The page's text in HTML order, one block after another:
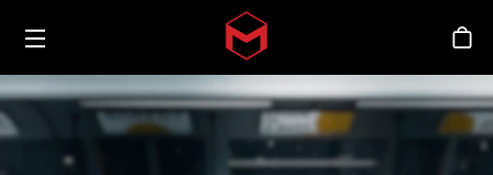
Skip to main content
Toggle menu
シ